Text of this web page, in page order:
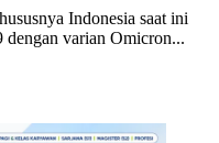
Indonesia saat ini
varian Omicron...